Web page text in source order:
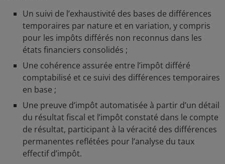
Un suivi de l’exhaustivité des bases de différences
temporaires par nature et en variation, y compris
pour les impôts différés non reconnus dans les
états financiers consolidés ;
Une cohérence assurée entre l’impôt différé
comptabilisé et ce suivi des différences temporaires
en base ;
Une preuve d’impôt automatisée à partir d’un détail
du résultat fiscal et l’impôt constaté dans le compte
de résultat, participant à la véracité des différences
permanentes reflétées pour l’analyse du taux
effectif d’impôt.